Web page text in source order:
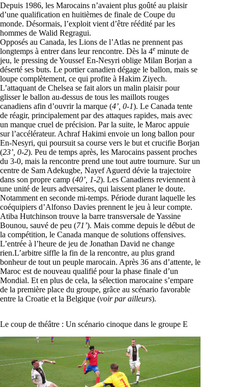
Depuis 1986, les Marocains n’avaient plus goûté au plaisir
d’une qualification en huitièmes de finale de Coupe du
monde. Désormais, l’exploit vient d’être réédité par les
hommes de Walid Regragui.
Opposés au Canada, les Lions de l’Atlas ne prennent pas
longtemps à entrer dans leur rencontre. Dès la 4e minute de
jeu, le pressing de Youssef En-Nesyri oblige Milan Borjan a
déserté ses buts. Le portier canadien dégage le ballon, mais se
loupe complètement, ce qui profite à Hakim Ziyech.
L’attaquant de Chelsea se fait alors un malin plaisir pour
glisser le ballon au-dessus de tous les maillots rouges
canadiens afin d’ouvrir la marque (4’, 0-1). Le Canada tente
de réagir, principalement par des attaques rapides, mais avec
un manque cruel de précision. Par la suite, le Maroc appuie
sur l’accélérateur. Achraf Hakimi envoie un long ballon pour
En-Nesyri, qui poursuit sa course vers le but et crucifie Borjan
(23’, 0-2). Peu de temps après, les Marocains passent proches
du 3-0, mais la rencontre prend une tout autre tournure. Sur un
centre de Sam Adekugbe, Nayef Aguerd dévie la trajectoire
dans son propre camp (40’, 1-2). Les Canadiens reviennent à
une unité de leurs adversaires, qui laissent planer le doute.
Notamment en seconde mi-temps. Période durant laquelle les
coéquipiers d’Alfonso Davies prennent le jeu à leur compte.
Atiba Hutchinson trouve la barre transversale de Yassine
Bounou, sauvé de peu (71’). Mais comme depuis le début de
la compétition, le Canada manque de solutions offensives.
L’entrée à l’heure de jeu de Jonathan David ne change
rien.L’arbitre siffle la fin de la rencontre, au plus grand
bonheur de tout un peuple marocain. Après 36 ans d’attente, le
Maroc est de nouveau qualifié pour la phase finale d’un
Mondial. Et en plus de cela, la sélection marocaine s’empare
de la première place du groupe, grâce au scénario favorable
entre la Croatie et la Belgique (voir par ailleurs).
Le coup de théâtre : Un scénario cinoque dans le groupe E